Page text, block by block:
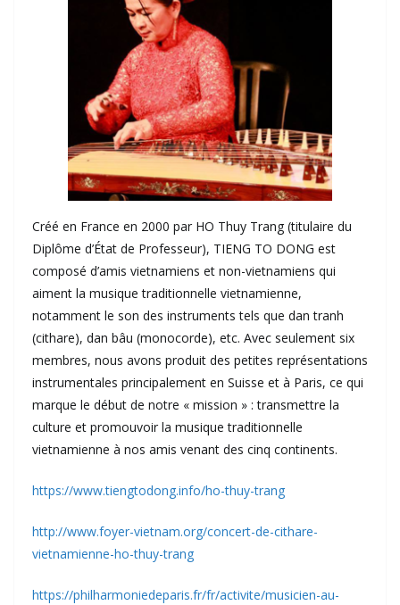
Créé en France en 2000 par HO Thuy Trang (titulaire du
Diplôme d’État de Professeur), TIENG TO DONG est
composé d’amis vietnamiens et non-vietnamiens qui
aiment la musique traditionnelle vietnamienne,
notamment le son des instruments tels que dan tranh
(cithare), dan bâu (monocorde), etc. Avec seulement six
membres, nous avons produit des petites représentations
instrumentales principalement en Suisse et à Paris, ce qui
marque le début de notre « mission » : transmettre la
culture et promouvoir la musique traditionnelle
vietnamienne à nos amis venant des cinq continents.
https://www.tiengtodong.info/ho-thuy-trang
http://www.foyer-vietnam.org/concert-de-cithare-
vietnamienne-ho-thuy-trang
https://philharmoniedeparis.fr/fr/activite/musicien-au-